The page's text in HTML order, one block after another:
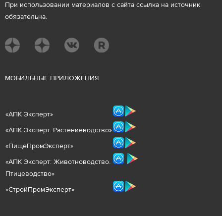
При использовании материалов с сайта ссылка на источник
обязательна.
МОБИЛЬНЫЕ ПРИЛОЖЕНИЯ
«АПК Эксперт»
«АПК Эксперт. Растениеводство»
«ПищеПромЭксперт»
«АПК Эксперт: Животноводство.
Птицеводство»
«СтройПромЭксперт»